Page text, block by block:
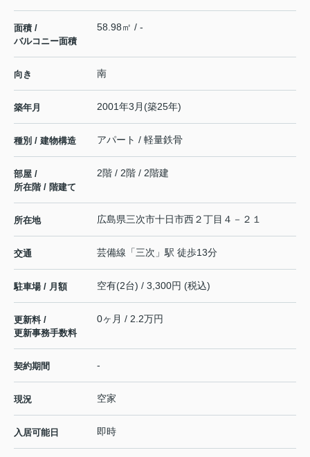
面積 /
バルコニー面積
58.98㎡ / -
向き 南
築年月 2001年3月(築25年)
種別 / 建物構造 アパート / 軽量鉄骨
部屋 /
所在階 / 階建て
2階 / 2階 / 2階建
所在地 広島県三次市十日市西２丁目４－２１
交通 芸備線 「三次 」駅 徒歩13分
駐車場 / 月額 空有(2台) / 3,300円 (税込)
更新料 /
更新事務手数料
0ヶ月 / 2.2万円
契約期間 -
現況 空家
入居可能日 即時